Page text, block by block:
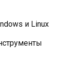
и Linux